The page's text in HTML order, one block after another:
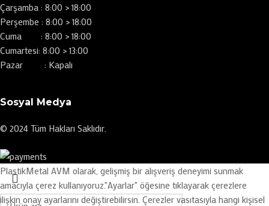
Çarşamba : 8:00 > 18:00
Perşembe : 8:00 > 18:00
Cuma : 8:00 > 18:00
Cumartesi: 8:00 > 13:00
Pazar : Kapalı
Sosyal Medya
© 2024 Tüm Hakları Saklıdır.
PlastikMetal AVM olarak, gelişmiş bir alışveriş deneyimi sunmak
amacıyla çerez kullanıyoruz."Ayarlar" öğesine tıklayarak çerezlere
ilişkin onay ayarlarını değiştirebilirsin. Çerezler vasıtasıyla hangi kişisel